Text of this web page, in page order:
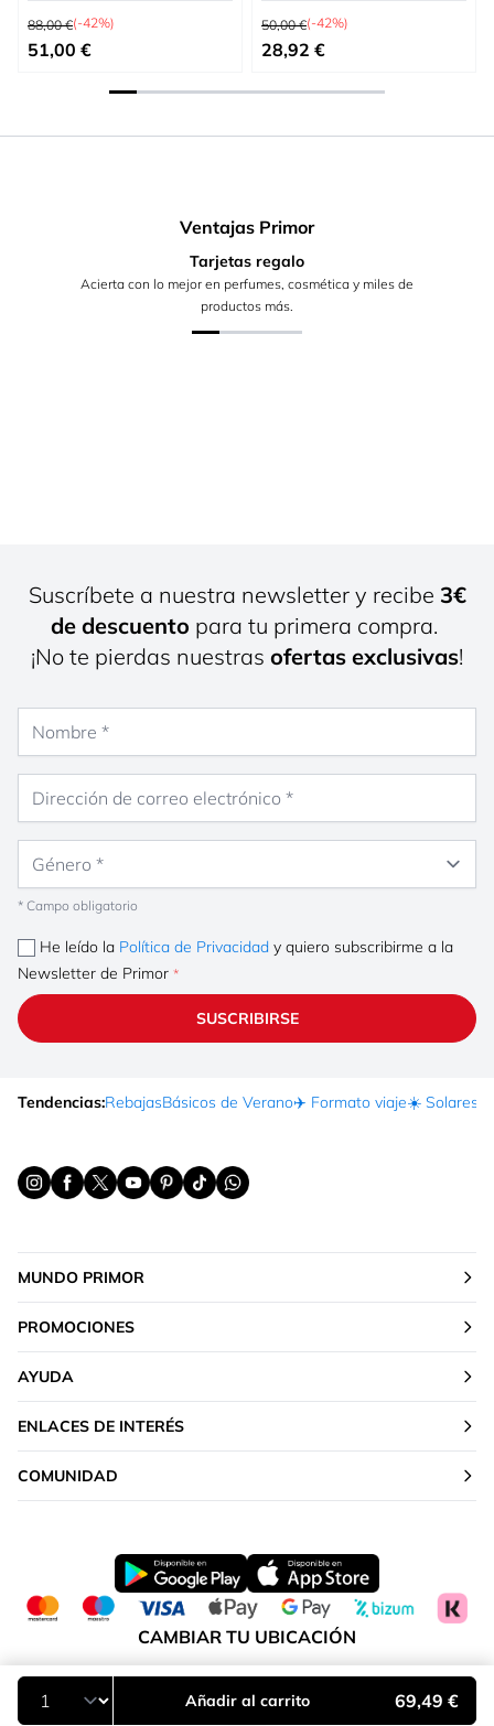
Añadir al carrito 69,49 €
Precio habitual
88,00 €(-42%)
Precio especial
51,00 €
Precio habitual
50,00 €(-42%)
Precio especial
28,92 €
Ventajas Primor
Tarjetas regalo
Acierta con lo mejor en perfumes, cosmética y miles de
productos más.
Suscríbete a nuestra newsletter y recibe 3€
de descuento para tu primera compra.
¡No te pierdas nuestras ofertas exclusivas!
* Campo obligatorio
He leído la Política de Privacidad y quiero subscribirme a la
Newsletter de Primor
SUSCRIBIRSE
Tendencias:RebajasBásicos de Verano✈️ Formato viaje☀️ Solares
MUNDO PRIMOR
PROMOCIONES
AYUDA
ENLACES DE INTERÉS
COMUNIDAD
CAMBIAR TU UBICACIÓN
Península y Baleares